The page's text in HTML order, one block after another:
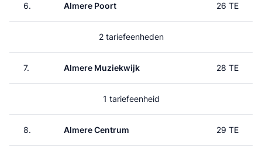
6. Almere Poort 26 TE
2 tariefeenheden
7. Almere Muziekwijk 28 TE
1 tariefeenheid
8. Almere Centrum 29 TE